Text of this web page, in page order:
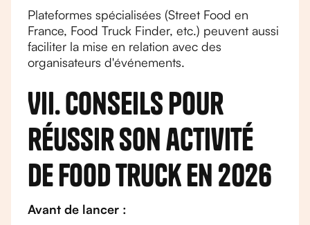
Plateformes spécialisées (Street Food en
France, Food Truck Finder, etc.) peuvent aussi
faciliter la mise en relation avec des
organisateurs d'événements.
VII. Conseils pour
réussir son activité
de food truck en 2026
Avant de lancer :